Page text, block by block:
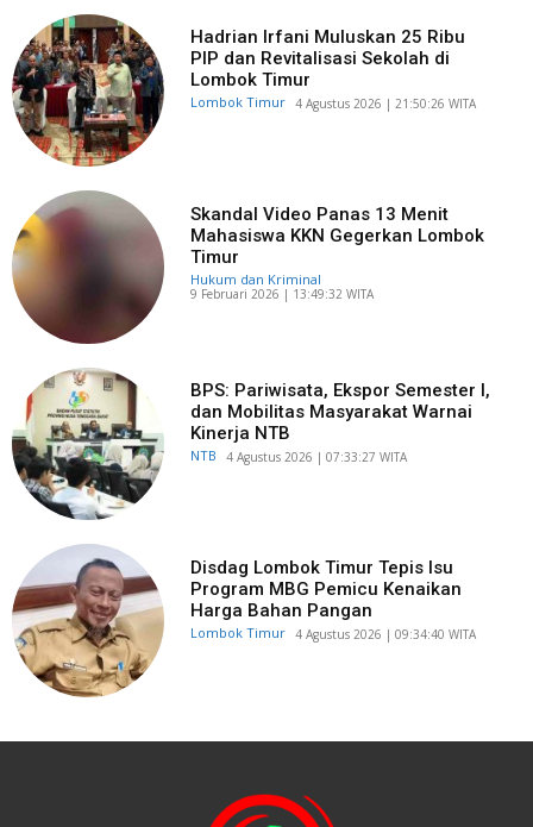
Hadrian Irfani Muluskan 25 Ribu
PIP dan Revitalisasi Sekolah di
Lombok Timur
Lombok Timur ​4 Agustus 2026 | 21:50:26 WITA
Skandal Video Panas 13 Menit
Mahasiswa KKN Gegerkan Lombok
Timur
Hukum dan Kriminal
​9 Februari 2026 | 13:49:32 WITA
BPS: Pariwisata, Ekspor Semester I,
dan Mobilitas Masyarakat Warnai
Kinerja NTB
NTB ​4 Agustus 2026 | 07:33:27 WITA
Disdag Lombok Timur Tepis Isu
Program MBG Pemicu Kenaikan
Harga Bahan Pangan
Lombok Timur ​4 Agustus 2026 | 09:34:40 WITA